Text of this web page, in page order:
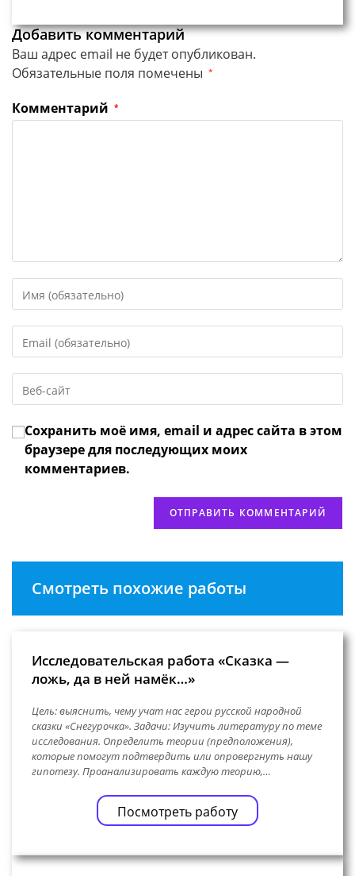
Добавить комментарий
Ваш адрес email не будет опубликован.
Обязательные поля помечены *
Комментарий *
свое
или
имя
чтобы
прокомментировать
свой
адрес,
чтобы
URL
веб-
сайта
(необязательно)
Сохранить моё имя, email и адрес сайта в этом
браузере для последующих моих
комментариев.
Смотреть похожие работы
Исследовательская работа «Сказка —
ложь, да в ней намёк…»
Цель: выяснить, чему учат нас герои русской народной
сказки «Снегурочка». Задачи: Изучить литературу по теме
исследования. Определить теории (предположения),
которые помогут подтвердить или опровергнуть нашу
гипотезу. Проанализировать каждую теорию,…
Посмотреть работу